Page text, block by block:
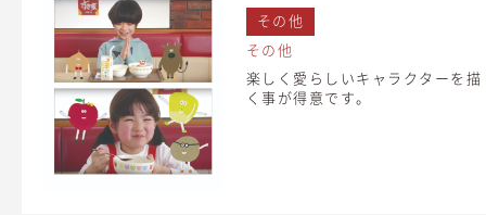
その他
その他
楽しく愛らしいキャラクターを描
く事が得意です。